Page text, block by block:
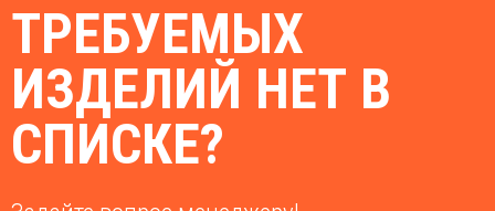
ТРЕБУЕМЫХ
ИЗДЕЛИЙ НЕТ В
СПИСКЕ?